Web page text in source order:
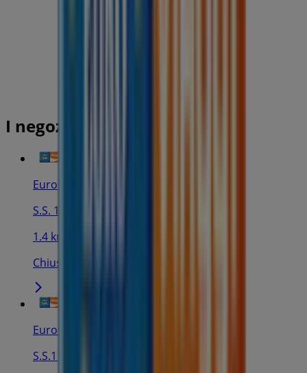
I negozi più vicini
Eurospin Viaggi
S.S. 186, Partinico
1.4 km
Chiuso
Eurospin Viaggi
S.S.113, 10, Terrasini